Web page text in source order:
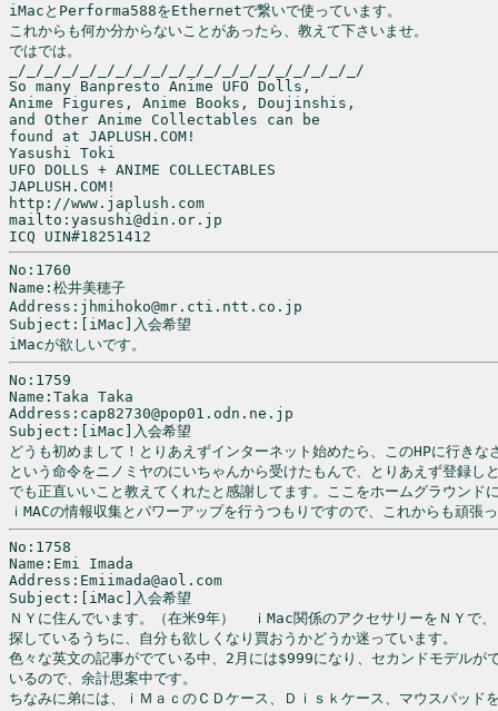
iMacとPerforma588をEthernetで繋いで使っています。
これからも何か分からないことがあったら、教えて下さいませ。
ではでは。
_/_/_/_/_/_/_/_/_/_/_/_/_/_/_/_/_/_/_/_/
So many Banpresto Anime UFO Dolls,
Anime Figures, Anime Books, Doujinshis,
and Other Anime Collectables can be
found at JAPLUSH.COM!
Yasushi Toki
UFO DOLLS + ANIME COLLECTABLES
JAPLUSH.COM!
http://www.japlush.com
ICQ UIN#18251412
No:1760
Name:松井美穂子
Address:jhmihoko@mr.cti.ntt.co.jp
Subject:[iMac]入会希望
iMacが欲しいです。
No:1759
Name:Taka Taka
Address:cap82730@pop01.odn.ne.jp
Subject:[iMac]入会希望
どうも初めまして！とりあえずインターネット始めたら、このHPに行きな
という命令をニノミヤのにいちゃんから受けたもんで、とりあえず登録し
でも正直いいこと教えてくれたと感謝してます。ここをホームグラウンド
ｉMACの情報収集とパワーアップを行うつもりですので、これからも頑張
No:1758
Name:Emi Imada
Address:Emiimada@aol.com
Subject:[iMac]入会希望
ＮＹに住んでいます。（在米9年）  ｉMac関係のアクセサリーをＮＹで
探しているうちに、自分も欲しくなり買おうかどうか迷っています。
色々な英文の記事がでている中、2月には$999になり、セカンドモデルが
いるので、余計思案中です。
ちなみに弟には、ｉＭａｃのＣＤケース、Ｄｉｓｋケース、マウスパッド